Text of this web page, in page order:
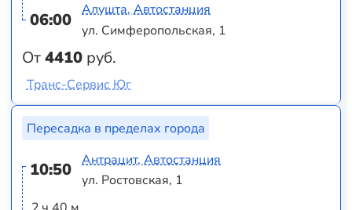
06:00
От4410 руб.
Алушта, Автостанция
ул. Симферопольская, 1
Транс-Сервис Юг
Пересадка в пределах города
10:50
Антрацит, Автостанция
ул. Ростовская, 1